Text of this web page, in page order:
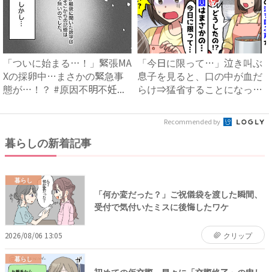
「ついに始まる…！」緊張MA
Xの採卵中…まさかの緊急事
態が…！？ #原因不明不妊...
「今日に限って…」泣き叫ぶ
息子を見ると、口の中が血だ
らけ⇒猛省することになった
Recommended by
暮らしの新着記事
暮らし
「何か変だった？」ご祝儀袋を渡した瞬間、
受付で気付いたミスに後悔したワケ
2026/08/06 13:05 クリップ
暮らし